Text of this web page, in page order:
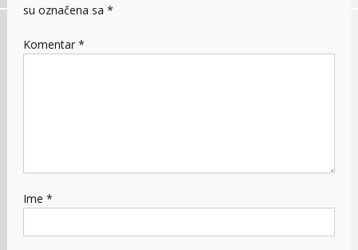
su označena sa *
Komentar *
Ime *